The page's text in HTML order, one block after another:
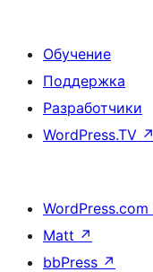
Обучение
Поддержка
Разработчики
WordPress.TV ↗
WordPress.com
Matt ↗
bbPress ↗